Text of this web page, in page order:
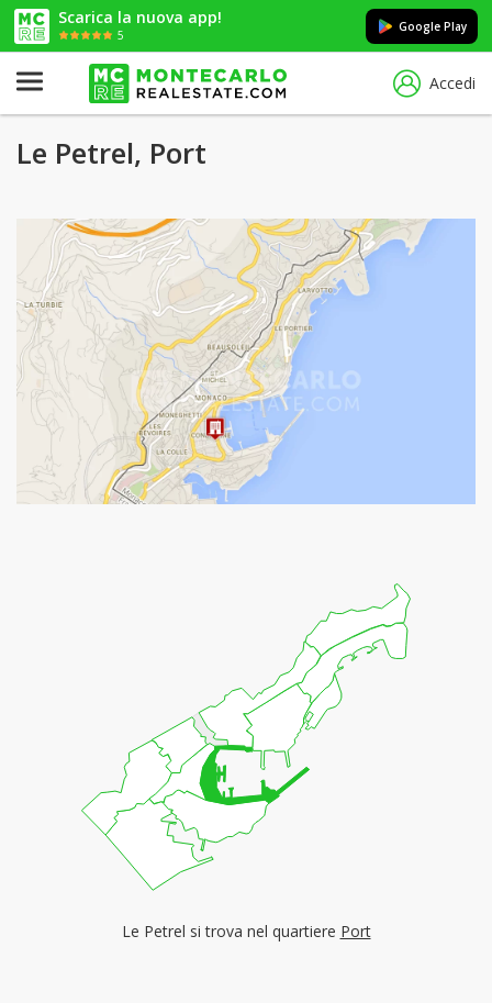
Scarica la nuova app!
5
Google Play
Accedi
Le Petrel, Port
Le Petrel si trova nel quartiere Port